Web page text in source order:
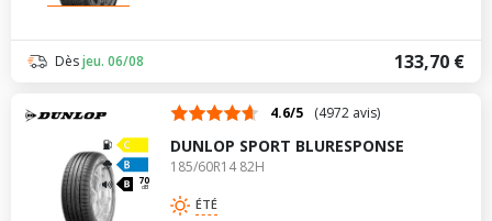
133,70 €
Dèsjeu. 06/08
70
dB
4.6/5 (4972 avis)
DUNLOP SPORT BLURESPONSE
185/60R14 82H
ÉTÉ